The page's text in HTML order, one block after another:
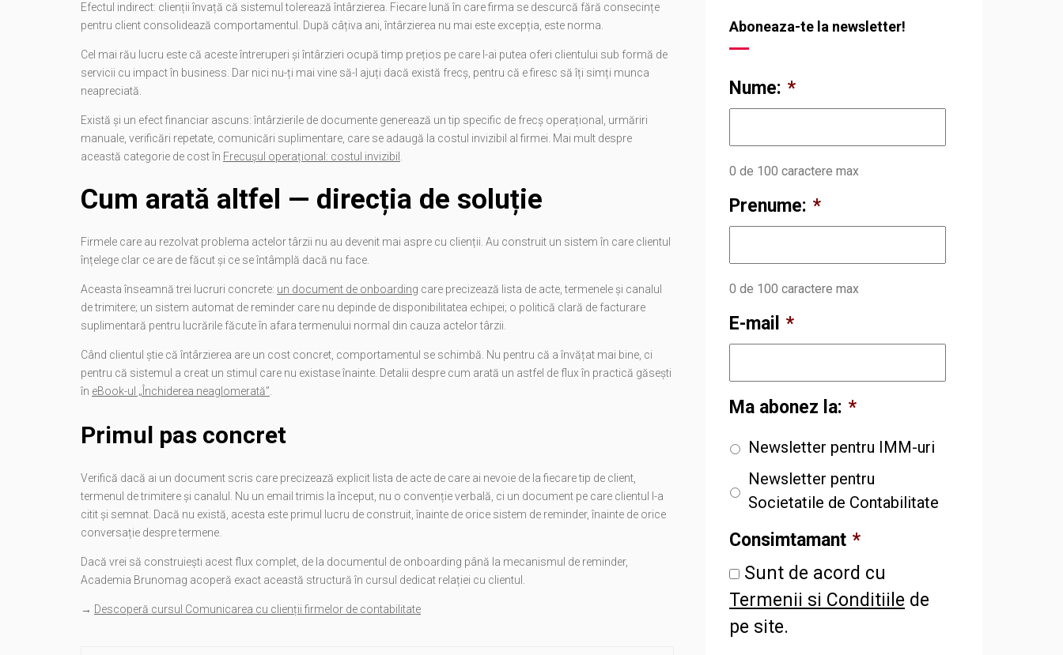
Efectul indirect: clienții învață că sistemul tolerează întârzierea. Fiecare lună în care firma se descurcă fără consecințe
pentru client consolidează comportamentul. După câțiva ani, întârzierea nu mai este excepția, este norma.
Cel mai rău lucru este că aceste întreruperi și întârzieri ocupă timp prețios pe care l-ai putea oferi clientului sub formă de
servicii cu impact în business. Dar nici nu-ți mai vine să-l ajuți dacă există frecș, pentru că e firesc să îți simți munca
neapreciată.
Există și un efect financiar ascuns: întârzierile de documente generează un tip specific de frecș operațional, urmăriri
manuale, verificări repetate, comunicări suplimentare, care se adaugă la costul invizibil al firmei. Mai mult despre
această categorie de cost în Frecușul operațional: costul invizibil
Cum arată altfel — direcția de soluție
Firmele care au rezolvat problema actelor târzii nu au devenit mai aspre cu clienții. Au construit un sistem în care clientul
înțelege clar ce are de făcut și ce se întâmplă dacă nu face.
Aceasta înseamnă trei lucruri concrete: un document de onboarding care precizează lista de acte, termenele și canalul
de trimitere; un sistem automat de reminder care nu depinde de disponibilitatea echipei; o politică clară de facturare
suplimentară pentru lucrările făcute în afara termenului normal din cauza actelor târzii.
Când clientul știe că întârzierea are un cost concret, comportamentul se schimbă. Nu pentru că a învățat mai bine, ci
pentru că sistemul a creat un stimul care nu existase înainte. Detalii despre cum arată un astfel de flux în practică găsești
în eBook-ul „Închiderea neaglomerată”
Primul pas concret
Verifică dacă ai un document scris care precizează explicit lista de acte de care ai nevoie de la fiecare tip de client,
termenul de trimitere și canalul. Nu un email trimis la început, nu o convenție verbală, ci un document pe care clientul l-a
citit și semnat. Dacă nu există, acesta este primul lucru de construit, înainte de orice sistem de reminder, înainte de orice
conversație despre termene.
Dacă vrei să construiești acest flux complet, de la documentul de onboarding până la mecanismul de reminder,
Academia Brunomag acoperă exact această structură în cursul dedicat relației cu clientul.
→ Descoperă cursul Comunicarea cu clienții firmelor de contabilitate
Aboneaza-te la newsletter!
Nume: *
0 de 100 caractere max
Prenume: *
0 de 100 caractere max
E-mail *
Ma abonez la: *
Newsletter pentru IMM-uri
Newsletter pentru
Societatile de Contabilitate
Consimtamant *
Sunt de acord cu
Termenii si Conditiile de
pe site.